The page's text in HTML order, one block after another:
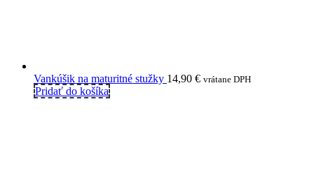
Vankúšik na maturitné stužky 14,90 € vrátane DPH
Pridať do košíka